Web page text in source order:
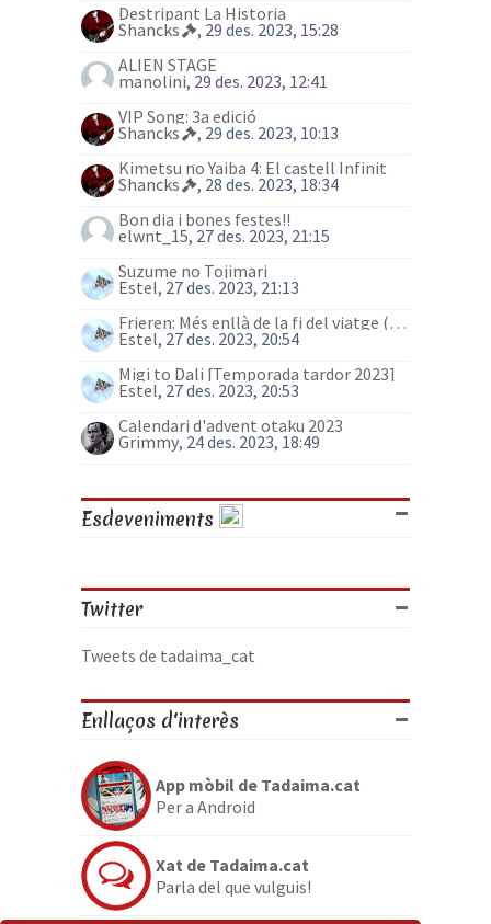
Destripant La Historia
Shancks
, 29 des. 2023, 15:28
ALIEN STAGE
manolini, 29 des. 2023, 12:41
VIP Song: 3a edició
Shancks
, 29 des. 2023, 10:13
Kimetsu no Yaiba 4: El castell Infinit
Shancks
, 28 des. 2023, 18:34
Bon dia i bones festes!!
elwnt_15, 27 des. 2023, 21:15
Suzume no Tojimari
Estel, 27 des. 2023, 21:13
Frieren: Més enllà de la fi del viatge (anime)
Estel, 27 des. 2023, 20:54
Migi to Dali [Temporada tardor 2023]
Estel, 27 des. 2023, 20:53
Calendari d'advent otaku 2023
Grimmy, 24 des. 2023, 18:49
Esdeveniments
Twitter
Tweets de tadaima_cat
Enllaços d'interès
App mòbil de Tadaima.cat
Per a Android
Xat de Tadaima.cat
Parla del que vulguis!